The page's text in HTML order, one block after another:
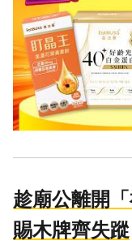
趁廟公離開
賜木牌齊失蹤